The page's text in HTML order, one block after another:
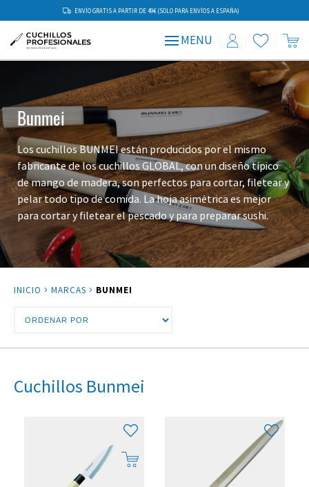
ENVÍO GRATIS A PARTIR DE 49€ (SOLO PARA ENVÍOS A ESPAÑA)
MENU
Bunmei
Los cuchillos BUNMEI están producidos por el mismo
fabricante de los cuchillos GLOBAL, con un diseño típico
de mango de madera, son perfectos para cortar, filetear y
pelar todo tipo de comida. La hoja asimétrica es mejor
para cortar y filetear el pescado y para preparar sushi.
INICIO MARCAS BUNMEI
Cuchillos Bunmei